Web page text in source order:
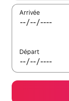
Arrivée
Départ